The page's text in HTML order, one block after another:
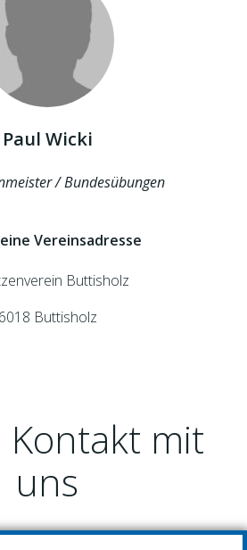
Paul Wicki
/ Bundesübungen
Vereinsadresse
Buttisholz
6018 Buttisholz
mit
uns